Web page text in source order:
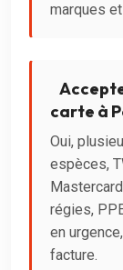
marques
carte à
Oui,
espèces,
régies,
en
facture.